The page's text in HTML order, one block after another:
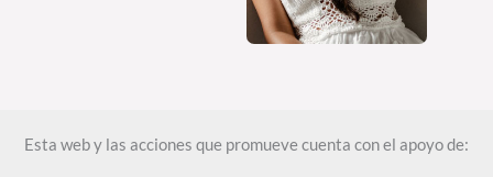
Esta web y las acciones que promueve cuenta con el apoyo de: